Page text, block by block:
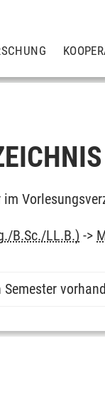
B.Sc./LL.B.) ->